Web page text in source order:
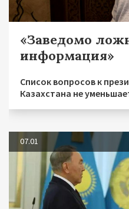
«Заведомо
информация»
Список вопросов к
Казахстана не
07.01